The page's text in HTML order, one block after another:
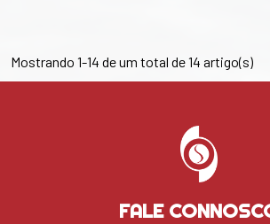
Mostrando 1-14 de um total de 14 artigo(s)
FALE